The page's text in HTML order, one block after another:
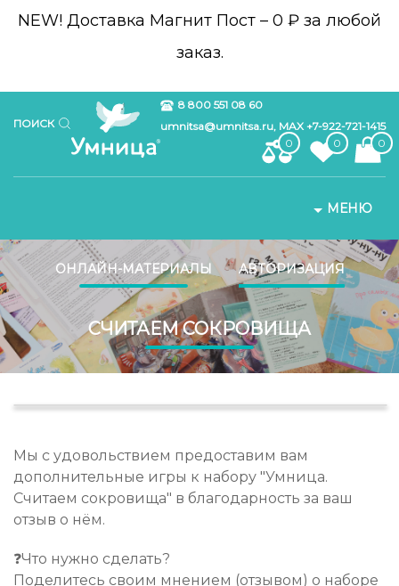
NEW! Доставка Магнит Пост – 0 ₽ за любой
заказ.
ПОИСК
8 800 551 08 60
umnitsa@umnitsa.ru, MAX +7-922-721-1415
0
0 0
МЕНЮ
ОНЛАЙН-МАТЕРИАЛЫ АВТОРИЗАЦИЯ
СЧИТАЕМ СОКРОВИЩА
Мы с удовольствием предоставим вам
дополнительные игры к набору "Умница.
Считаем сокровища" в благодарность за ваш
отзыв о нём.
❓Что нужно сделать?
Поделитесь своим мнением (отзывом) о наборе